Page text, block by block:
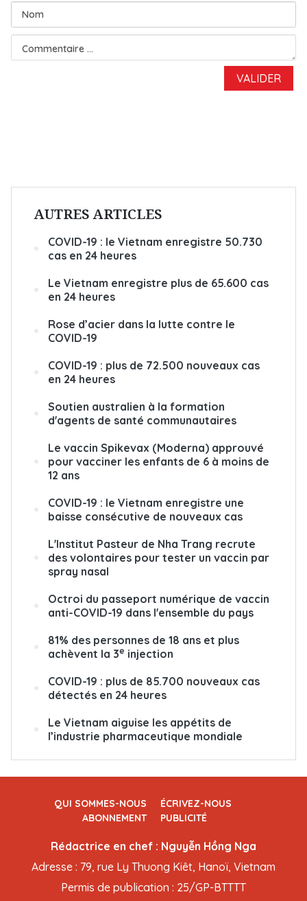
AUTRES ARTICLES
COVID-19 : le Vietnam enregistre 50.730
cas en 24 heures
Le Vietnam enregistre plus de 65.600 cas
en 24 heures
Rose d’acier dans la lutte contre le
COVID-19
COVID-19 : plus de 72.500 nouveaux cas
en 24 heures
Soutien australien à la formation
d'agents de santé communautaires
Le vaccin Spikevax (Moderna) approuvé
pour vacciner les enfants de 6 à moins de
12 ans
COVID-19 : le Vietnam enregistre une
baisse consécutive de nouveaux cas
L'Institut Pasteur de Nha Trang recrute
des volontaires pour tester un vaccin par
spray nasal
Octroi du passeport numérique de vaccin
anti-COVID-19 dans l'ensemble du pays
81% des personnes de 18 ans et plus
achèvent la 3e injection
COVID-19 : plus de 85.700 nouveaux cas
détectés en 24 heures
Le Vietnam aiguise les appétits de
l’industrie pharmaceutique mondiale
QUI SOMMES-NOUS
ÉCRIVEZ-NOUS
ABONNEMENT
PUBLICITÉ
Rédactrice en chef : Nguyễn Hồng Nga
Adresse : 79, rue Ly Thuong Kiêt, Hanoï, Vietnam
Permis de publication : 25/GP-BTTTT